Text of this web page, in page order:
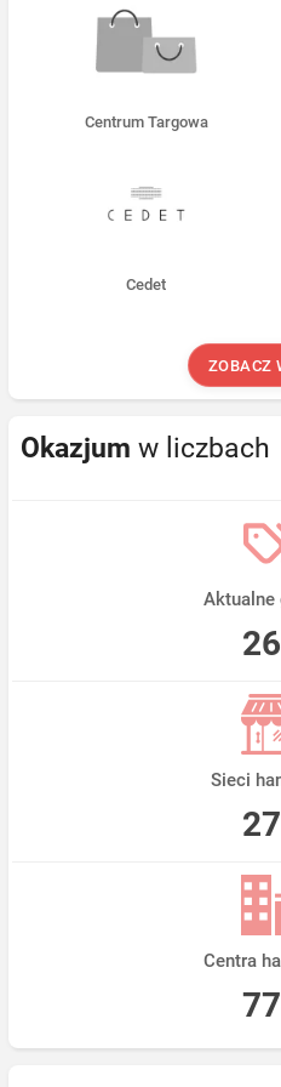
Centrum Targowa
Cedet
ZOBACZ
Okazjum w liczbach
Aktualne
Sieci
Centra